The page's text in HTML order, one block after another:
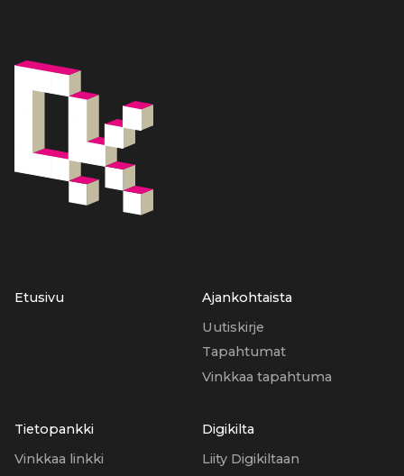
Etusivu
Ajankohtaista
Uutiskirje
Tapahtumat
Vinkkaa tapahtuma
Tietopankki
Vinkkaa linkki
Digikilta
Liity Digikiltaan